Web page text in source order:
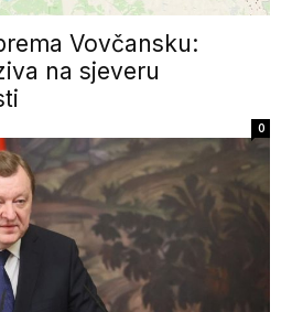
Vovčansku:
na sjeveru
0